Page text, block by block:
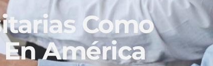
Como
América